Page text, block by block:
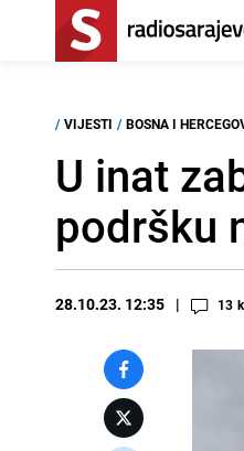
/ VIJESTI / BOSNA I
U inat
podršku
28.10.23. 12:35 13